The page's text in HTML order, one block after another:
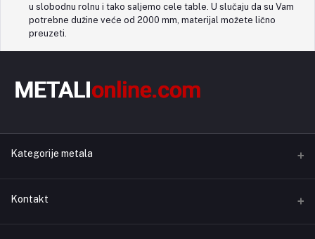
u slobodnu rolnu i tako saljemo cele table. U slučaju da su Vam
potrebne dužine veće od 2000 mm, materijal možete lično
preuzeti.
Kategorije metala
Aluminijum
Kontakt